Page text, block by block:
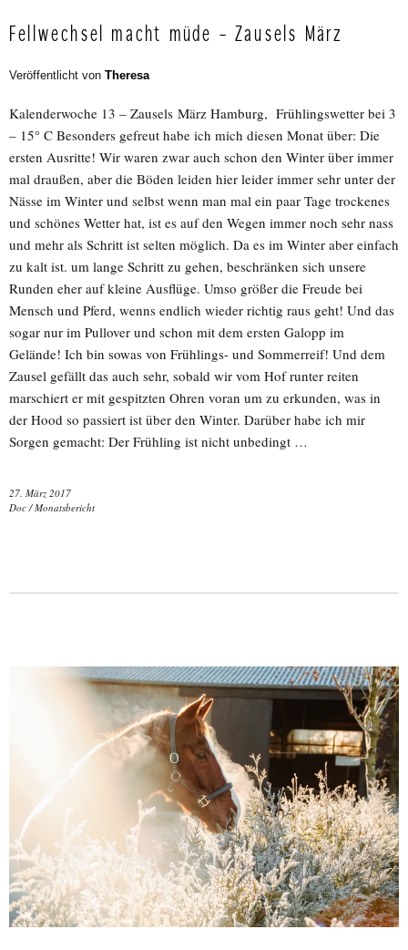
Fellwechsel macht müde – Zausels März
Veröffentlicht von Theresa
Kalenderwoche 13 – Zausels März Hamburg, Frühlingswetter bei 3
– 15° C Besonders gefreut habe ich mich diesen Monat über: Die
ersten Ausritte! Wir waren zwar auch schon den Winter über immer
mal draußen, aber die Böden leiden hier leider immer sehr unter der
Nässe im Winter und selbst wenn man mal ein paar Tage trockenes
und schönes Wetter hat, ist es auf den Wegen immer noch sehr nass
und mehr als Schritt ist selten möglich. Da es im Winter aber einfach
zu kalt ist. um lange Schritt zu gehen, beschränken sich unsere
Runden eher auf kleine Ausflüge. Umso größer die Freude bei
Mensch und Pferd, wenns endlich wieder richtig raus geht! Und das
sogar nur im Pullover und schon mit dem ersten Galopp im
Gelände! Ich bin sowas von Frühlings- und Sommerreif! Und dem
Zausel gefällt das auch sehr, sobald wir vom Hof runter reiten
marschiert er mit gespitzten Ohren voran um zu erkunden, was in
der Hood so passiert ist über den Winter. Darüber habe ich mir
Sorgen gemacht: Der Frühling ist nicht unbedingt …
27. März 2017
Doc/Monatsbericht